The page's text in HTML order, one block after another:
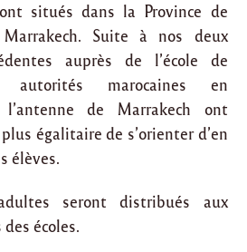
situés dans la Province de
Suite à nos deux
auprès de l’école de
autorités marocaines en
l’antenne de Marrakech ont
égalitaire de s’orienter d’en
élèves.
seront distribués aux
écoles.